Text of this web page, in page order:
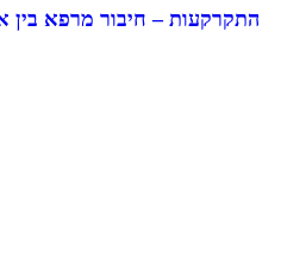
התקרקעות – חיבור מרפא